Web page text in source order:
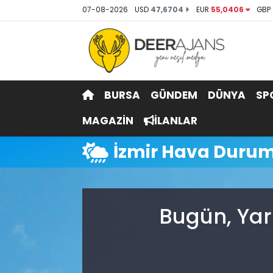
07-08-2026 USD 47,6704 EUR 55,0406 GBP
BURSA GÜNDEM DÜNYA
MAGAZİN
İLANLAR
İzmir Hava
Bugün,
Hava Durumu
Trafik Durumu
Tüm Manşetler
Son Dakika Haberleri